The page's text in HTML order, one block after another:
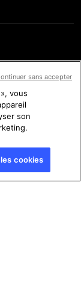
vous
son
cookies
sans accepter